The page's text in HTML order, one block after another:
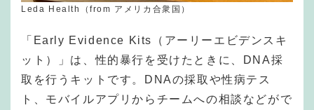
Leda Health（from アメリカ合衆国）
「Early Evidence Kits（アーリーエビデンスキ
ット）」は、性的暴行を受けたときに、DNA採
取を行うキットです。DNAの採取や性病テス
ト、モバイルアプリからチームへの相談などがで